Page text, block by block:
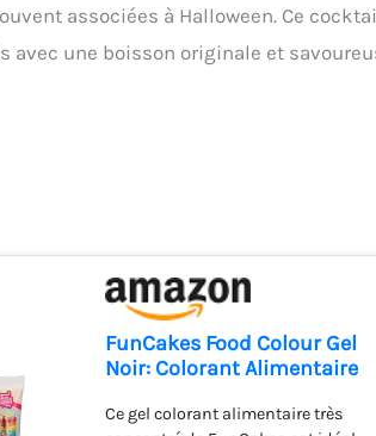
associées à Halloween. Ce
avec une boisson originale et
FunCakes Food Colour Gel
Noir: Colorant Alimentaire
Fondant, la Pâte d'Amande,
Ce gel colorant alimentaire très